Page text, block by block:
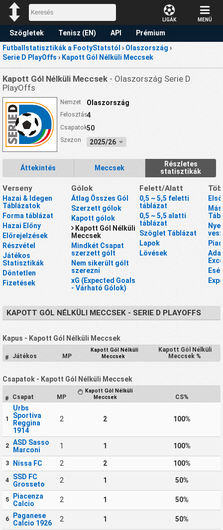
LIGÁK MENÜ
Szögletek Tenisz (EN) API Prémium
Előrejelzések
Futballstatisztikák a FootyStatstól › Olaszország ›
Serie D PlayOffs › Kapott Gól Nélküli Meccsek
Kapott Gól Nélküli Meccsek - Olaszország Serie D
PlayOffs
Nemzet Olaszország
Felosztás4
Csapatok50
Szezon 2025/26
Áttekintés Meccsek
Részletes
statisztikák
Verseny
Hazai & Idegen
Táblázatok
Forma táblázat
Hazai Előny
Előrejelzések
Részvétel
Játékos
Statisztikák
Döntetlen
Fizetések
Gólok
Átlag Összes Gól
Szerzett gólok
Kapott gólok
Kapott Gól Nélküli
Meccsek
Mindkét Csapat
szerzett gólt
Nem sikerült gólt
szerezni
xG (Expected Goals
- Várható Gólok)
Felett/Alatt
0,5 ~ 5,5 feletti
táblázat
0,5 ~ 5,5 alatti
táblázat
Szöglet Táblázat
Lapok
Lövések
KAPOTT GÓL NÉLKÜLI MECCSEK - SERIE D PLAYOFFS
Kapus - Kapott Gól Nélküli Meccsek
# Játékos MP
Kapott Gól Nélküli
Meccsek
Kapott Gól Nélküli
Meccsek %
Csapatok - Kapott Gól Nélküli Meccsek
# Csapat MP
Kapott Gól Nélküli
Meccsek
CS%
1
Urbs
Sportiva
Reggina
1914
2 2 100%
2
ASD Sasso
Marconi
1 1 100%
3 Nissa FC 2 2 100%
4
SSD FC
Grosseto
2 1 50%
5
Piacenza
Calcio
2 1 50%
6
Paganese
Calcio 1926
2 1 50%